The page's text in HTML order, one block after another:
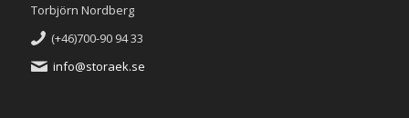
Torbjörn Nordberg
(+46)700-90 94 33
info@storaek.se